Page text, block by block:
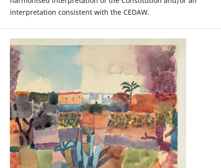
interpretation consistent with the CEDAW.